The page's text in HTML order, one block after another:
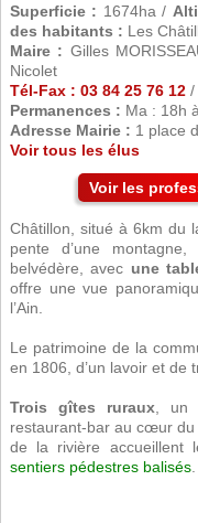
Superficie : 1674ha /
des habitants : Les
Maire : Gilles
Nicolet
Tél-Fax : 03 84 25 76 12/
Permanences : Ma : 18h
Adresse Mairie : 1 place
Voir tous les élus
Voir les
Châtillon, situé à 6km du
pente d’une
belvédère, avec une
offre une vue
l’Ain.
Le patrimoine de la
en 1806, d’un lavoir et de
Trois gîtes ruraux, un
restaurant-bar au cœur
de la rivière accueillent
sentiers pédestres balisés.